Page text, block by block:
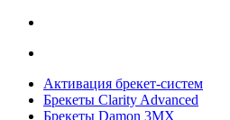
Активация брекет-систем
Брекеты Clarity Advanced
Брекеты Damon 3MX